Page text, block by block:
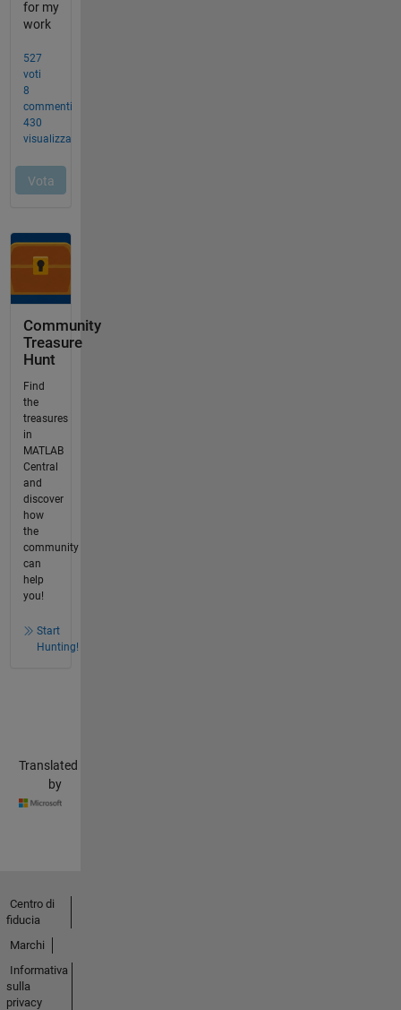
Community
Treasure
Hunt
Find
the
treasures
in
MATLAB
Central
and
discover
how
the
community
can
help
you!
Start
Hunting!
Translated
by
Centro di
fiducia
Marchi
Informativa
sulla
privacy